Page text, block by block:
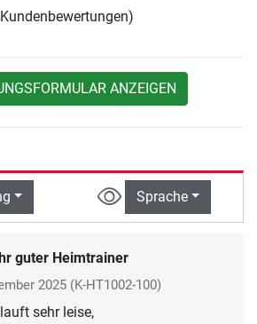
ANZEIGEN
Sprache
guter Heimtrainer
2025 (K-HT1002-100)
sehr leise,